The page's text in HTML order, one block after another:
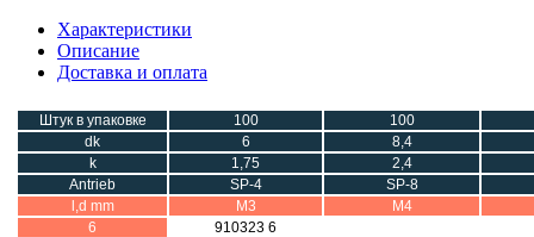
Характеристики
Описание
Доставка и оплата
Штук в упаковке 100
100
dk
6
8,4
k
1,75
2,4
Antrieb
SP-4
SP-8
l,d mm
М3
М4
6
910323 6